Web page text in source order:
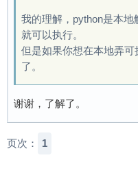
我的理解，python是本
就可以执行。
但是如果你想在本地弄
了。
谢谢，了解了。
页次： 1